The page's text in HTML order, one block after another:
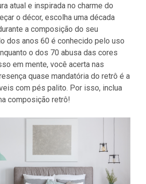
atual e inspirada no charme do
o décor, escolha uma década
a composição do seu
dos anos 60 é conhecido pelo uso
o dos 70 abusa das cores
em mente, você acerta nas
quase mandatória do retrô é a
com pés palito. Por isso, inclua
composição retrô!